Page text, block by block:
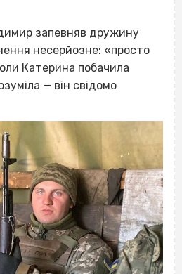
запевняв дружину
несерйозне: «просто
Катерина побачила
— він свідомо